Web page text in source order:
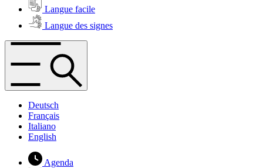
Langue facile
Langue des signes
Deutsch
Français
Italiano
English
Agenda